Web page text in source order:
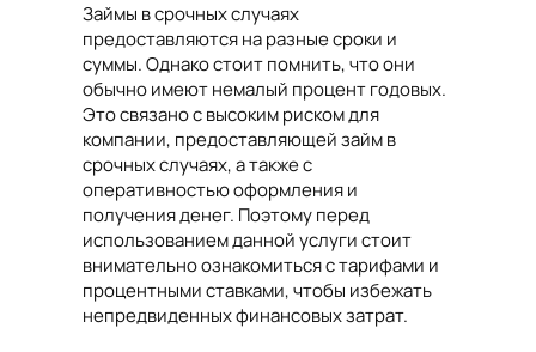
Займы в срочных случаях
предоставляются на разные сроки и
суммы. Однако стоит помнить, что они
обычно имеют немалый процент годовых.
Это связано с высоким риском для
компании, предоставляющей займ в
срочных случаях, а также с
оперативностью оформления и
получения денег. Поэтому перед
использованием данной услуги стоит
внимательно ознакомиться с тарифами и
процентными ставками, чтобы избежать
непредвиденных финансовых затрат.